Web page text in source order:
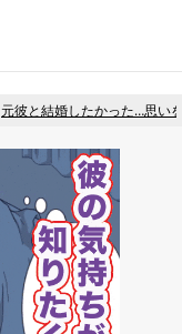
元彼と結婚したかった…思い